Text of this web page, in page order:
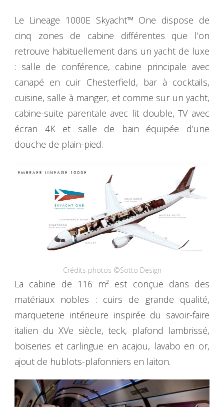
Le Lineage 1000E Skyacht™ One dispose de
cinq zones de cabine différentes que l’on
retrouve habituellement dans un yacht de luxe
: salle de conférence, cabine principale avec
canapé en cuir Chesterfield, bar à cocktails,
cuisine, salle à manger, et comme sur un yacht,
cabine-suite parentale avec lit double, TV avec
écran 4K et salle de bain équipée d’une
douche de plain-pied.
Crédits photos ©Sotto Design
La cabine de 116 m² est conçue dans des
matériaux nobles : cuirs de grande qualité,
marqueterie intérieure inspirée du savoir-faire
italien du XVe siècle, teck, plafond lambrissé,
boiseries et carlingue en acajou, lavabo en or,
ajout de hublots-plafonniers en laiton.